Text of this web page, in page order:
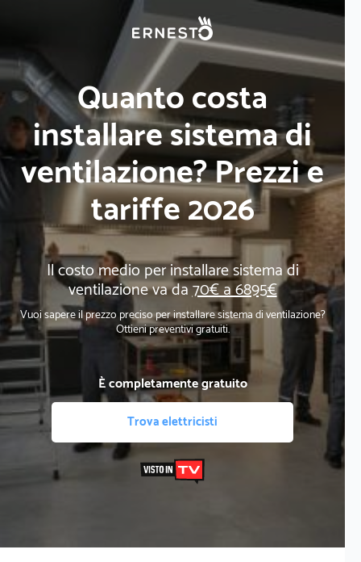
Quanto costa
installare sistema di
ventilazione? Prezzi e
tariffe 2026
Il costo medio per installare sistema di
ventilazione va da70€ a 6895€
Vuoi sapere il prezzo preciso per installare sistema di ventilazione?
Ottieni preventivi gratuiti.
È completamente gratuito
Trova elettricisti